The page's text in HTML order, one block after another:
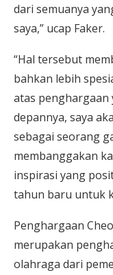
dari semuanya
saya,” ucap Faker.
“Hal tersebut
bahkan lebih
atas penghargaan
depannya, saya
sebagai seorang
membanggakan
inspirasi yang
tahun baru untuk
Penghargaan
merupakan
olahraga dari